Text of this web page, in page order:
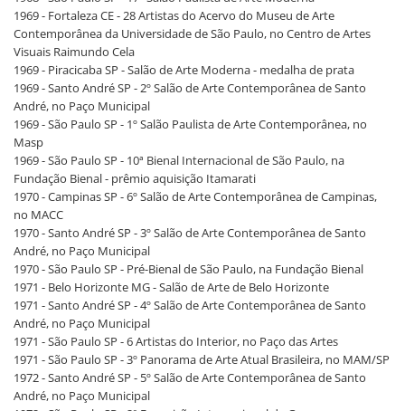
1969 - Fortaleza CE - 28 Artistas do Acervo do Museu de Arte
Contemporânea da Universidade de São Paulo, no Centro de Artes
Visuais Raimundo Cela
1969 - Piracicaba SP - Salão de Arte Moderna - medalha de prata
1969 - Santo André SP - 2º Salão de Arte Contemporânea de Santo
André, no Paço Municipal
1969 - São Paulo SP - 1º Salão Paulista de Arte Contemporânea, no
Masp
1969 - São Paulo SP - 10ª Bienal Internacional de São Paulo, na
Fundação Bienal - prêmio aquisição Itamarati
1970 - Campinas SP - 6º Salão de Arte Contemporânea de Campinas,
no MACC
1970 - Santo André SP - 3º Salão de Arte Contemporânea de Santo
André, no Paço Municipal
1970 - São Paulo SP - Pré-Bienal de São Paulo, na Fundação Bienal
1971 - Belo Horizonte MG - Salão de Arte de Belo Horizonte
1971 - Santo André SP - 4º Salão de Arte Contemporânea de Santo
André, no Paço Municipal
1971 - São Paulo SP - 6 Artistas do Interior, no Paço das Artes
1971 - São Paulo SP - 3º Panorama de Arte Atual Brasileira, no MAM/SP
1972 - Santo André SP - 5º Salão de Arte Contemporânea de Santo
André, no Paço Municipal